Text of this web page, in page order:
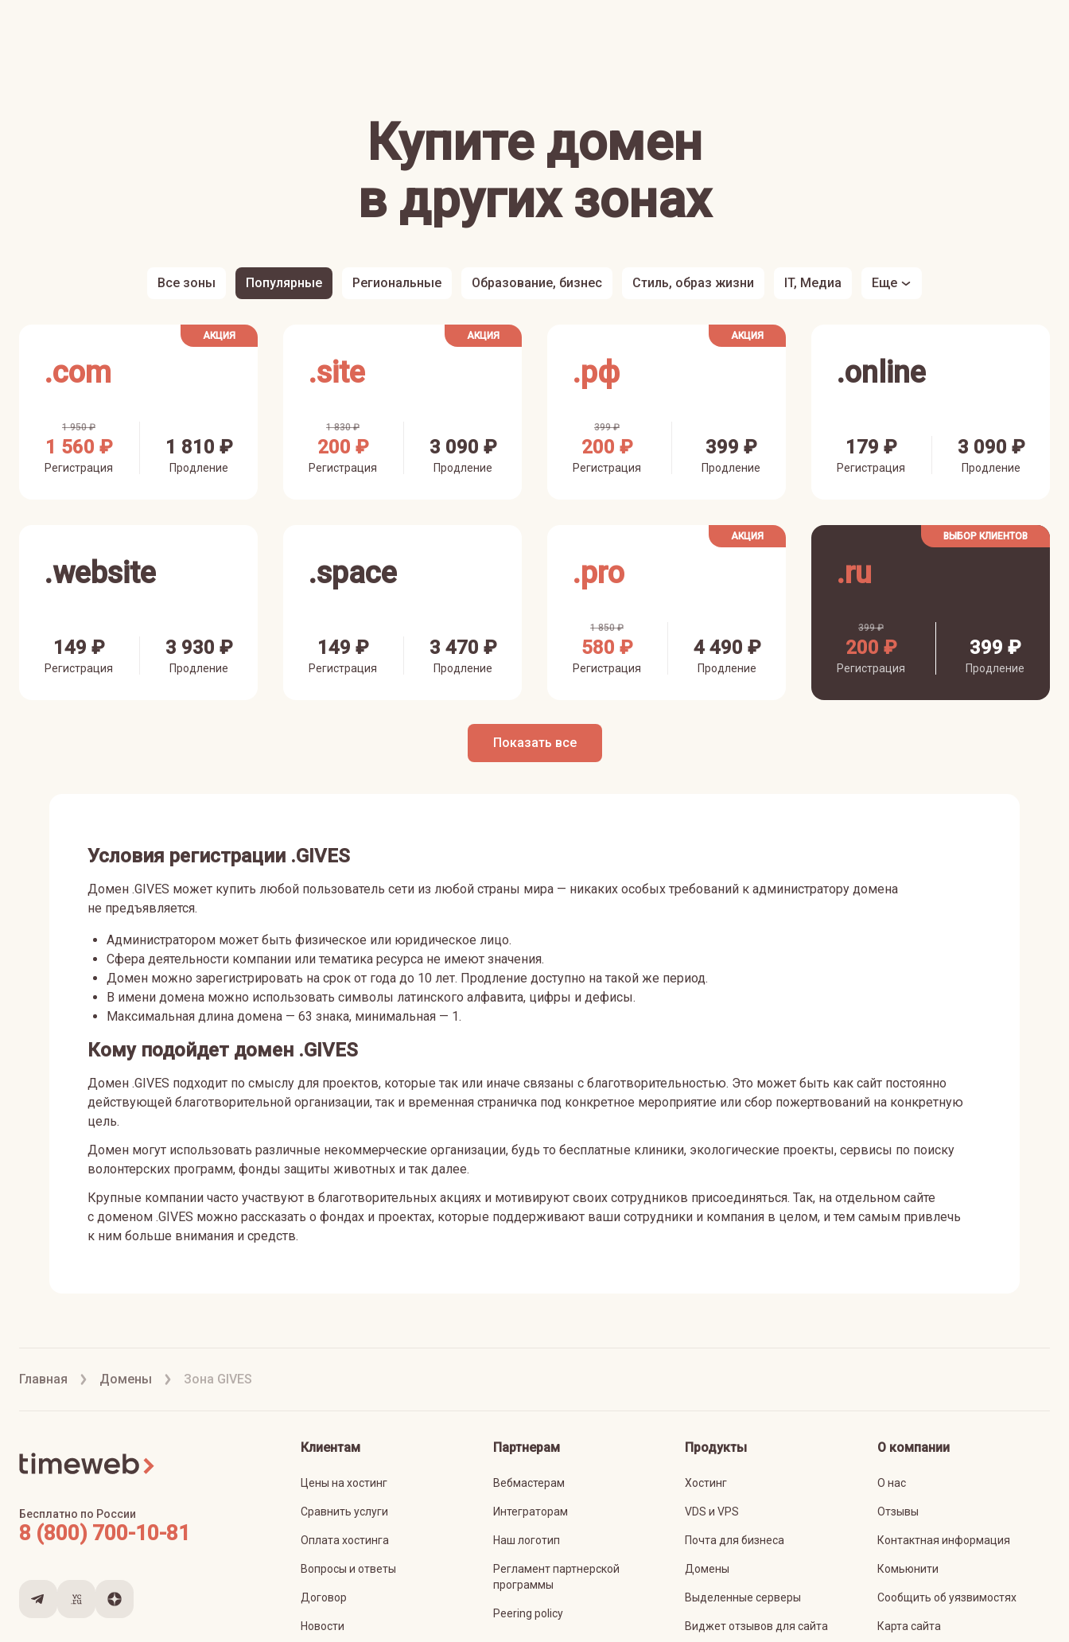
Купите домен
в других зонах
Все зоны Популярные Региональные Образование, бизнес Стиль, образ жизни IT, Медиа Еще
АКЦИЯ
.com
1 950 ₽
1 560 ₽
Регистрация
1 810 ₽
Продление
АКЦИЯ
.site
1 830 ₽
200 ₽
Регистрация
3 090 ₽
Продление
АКЦИЯ
.рф
399 ₽
200 ₽
Регистрация
399 ₽
Продление
.online
179 ₽
Регистрация
3 090 ₽
Продление
.website
149 ₽
Регистрация
3 930 ₽
Продление
.space
149 ₽
Регистрация
3 470 ₽
Продление
АКЦИЯ
.pro
1 850 ₽
580 ₽
Регистрация
4 490 ₽
Продление
ВЫБОР КЛИЕНТОВ
.ru
399 ₽
200 ₽
Регистрация
399 ₽
Продление
Показать все
Условия регистрации .GIVES
Домен .GIVES может купить любой пользователь сети из любой страны мира — никаких особых требований к администратору домена
не предъявляется.
Администратором может быть физическое или юридическое лицо.
Сфера деятельности компании или тематика ресурса не имеют значения.
Домен можно зарегистрировать на срок от года до 10 лет. Продление доступно на такой же период.
В имени домена можно использовать символы латинского алфавита, цифры и дефисы.
Максимальная длина домена — 63 знака, минимальная — 1.
Кому подойдет домен .GIVES
Домен .GIVES подходит по смыслу для проектов, которые так или иначе связаны с благотворительностью. Это может быть как сайт постоянно
действующей благотворительной организации, так и временная страничка под конкретное мероприятие или сбор пожертвований на конкретную
цель.
Домен могут использовать различные некоммерческие организации, будь то бесплатные клиники, экологические проекты, сервисы по поиску
волонтерских программ, фонды защиты животных и так далее.
Крупные компании часто участвуют в благотворительных акциях и мотивируют своих сотрудников присоединяться. Так, на отдельном сайте
с доменом .GIVES можно рассказать о фондах и проектах, которые поддерживают ваши сотрудники и компания в целом, и тем самым привлечь
к ним больше внимания и средств.
Главная Домены Зона GIVES
Бесплатно по России
8 (800) 700-10-81
Клиентам
Цены на хостинг
Сравнить услуги
Оплата хостинга
Вопросы и ответы
Договор
Новости
Партнерам
Вебмастерам
Интеграторам
Наш логотип
Регламент партнерской
программы
Peering policy
Продукты
Хостинг
VDS и VPS
Почта для бизнеса
Домены
Выделенные серверы
Виджет отзывов для сайта
О компании
О нас
Отзывы
Контактная информация
Комьюнити
Сообщить об уязвимостях
Карта сайта